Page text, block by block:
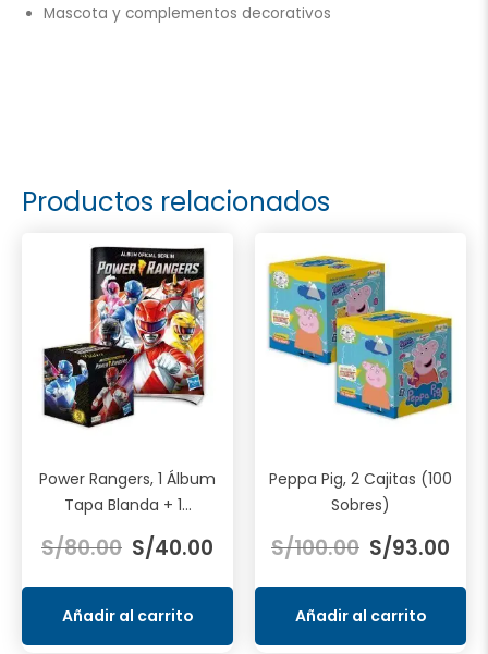
Mascota y complementos decorativos
Productos relacionados
Power Rangers, 1 Álbum
Tapa Blanda + 1...
S/80.00 precio
original
era:
S/80.00.
S/40.00
actual
S/40.00.
Añadir al carrito
Peppa Pig, 2 Cajitas (100
Sobres)
S/100.00 precio
original
era:
S/100.00.
S/93.00
S/
Añadir al carrito